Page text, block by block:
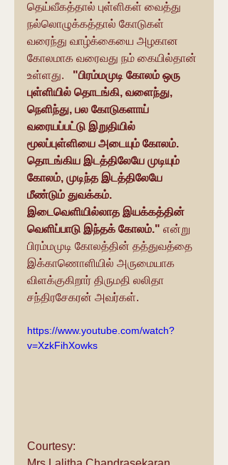
தெய்வீகத்தால் புள்ளிகள் வைத்து
நல்லொழுக்கத்தால் கோடுகள்
வரைந்து வாழ்க்கையை அழகான
கோலமாக வரைவது நம் கையில்தான்
உள்ளது.
"பிரம்மமுடி கோலம் ஒரு
புள்ளியில் தொடங்கி, வளைந்து,
நெளிந்து, பல கோடுகளாய்
வரையப்பட்டு இறுதியில்
மூலப்புள்ளியை அடையும் கோலம்.
தொடங்கிய இடத்திலேயே முடியும்
கோலம், முடிந்த இடத்திலேயே
மீண்டும் துவக்கம்.
இடைவெளியில்லாத இயக்கத்தின்
வெளிப்பாடு இந்தக் கோலம்." என்று
பிரம்மமுடி கோலத்தின் தத்துவத்தை
இக்காணொளியில் அருமையாக
விளக்குகிறார் திருமதி லலிதா
சந்திரசேகரன் அவர்கள்.
https://www.youtube.com/watch?
v=XzkFihXowks
Courtesy: